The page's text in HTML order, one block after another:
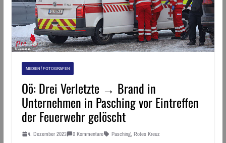
MEDIEN / FOTOGRAFEN
Oö: Drei Verletzte → Brand in
Unternehmen in Pasching vor Eintreffen
der Feuerwehr gelöscht
4. Dezember 2023 0 Kommentare Pasching, Rotes Kreuz